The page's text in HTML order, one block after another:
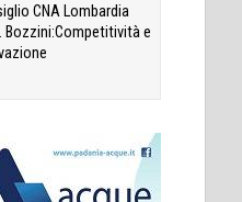
CNA Lombardia
Bozzini:Competitività e